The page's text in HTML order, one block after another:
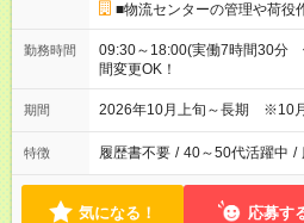
■物流センターの管理や荷役
勤務時間
09:30～18:00(実働7時間30分
間変更OK！
期間 2026年10月上旬～長期 ※10月
特徴 履歴書不要 / 40～50代活躍中 /
気になる！ 応募す